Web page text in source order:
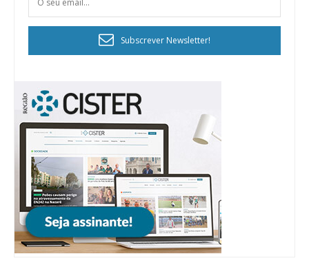
12 meses
casa
Acesso ao conteúdo online
Acesso aos conteúdos Exclusivos para
assinantes
Ofertas para assinatura anual
Escolha o plano
Subscrever Newsletter!